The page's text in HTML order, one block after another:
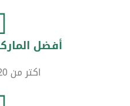
أفضل
اكتر من 20 الف منتج